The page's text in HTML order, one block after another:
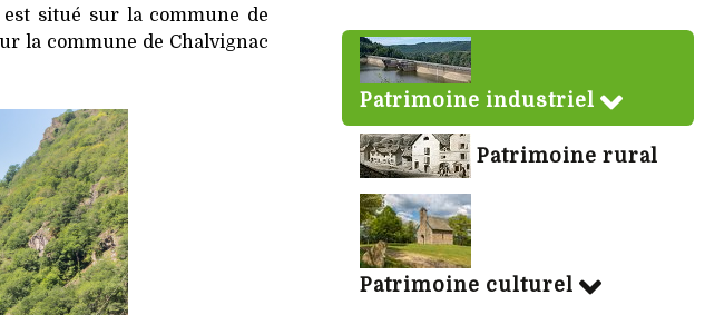
situé sur la commune de
la commune de Chalvignac
Patrimoine industriel
Patrimoine rural
Patrimoine culturel